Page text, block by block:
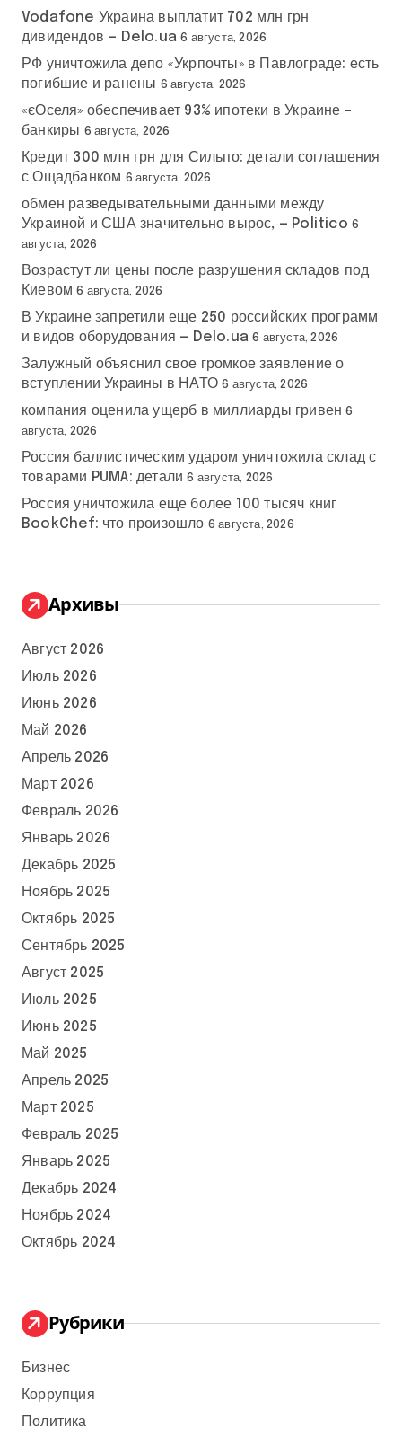
Vodafone Украина выплатит 702 млн грн
дивидендов — Delo.ua 6 августа, 2026
РФ уничтожила депо «Укрпочты» в Павлограде: есть
погибшие и ранены 6 августа, 2026
«єОселя» обеспечивает 93% ипотеки в Украине –
банкиры 6 августа, 2026
Кредит 300 млн грн для Сильпо: детали соглашения
с Ощадбанком 6 августа, 2026
обмен разведывательными данными между
Украиной и США значительно вырос, — Politico 6
августа, 2026
Возрастут ли цены после разрушения складов под
Киевом 6 августа, 2026
В Украине запретили еще 250 российских программ
и видов оборудования — Delo.ua 6 августа, 2026
Залужный объяснил свое громкое заявление о
вступлении Украины в НАТО 6 августа, 2026
компания оценила ущерб в миллиарды гривен 6
августа, 2026
Россия баллистическим ударом уничтожила склад с
товарами PUMA: детали 6 августа, 2026
Россия уничтожила еще более 100 тысяч книг
BookChef: что произошло 6 августа, 2026
Архивы
Август 2026
Июль 2026
Июнь 2026
Май 2026
Апрель 2026
Март 2026
Февраль 2026
Январь 2026
Декабрь 2025
Ноябрь 2025
Октябрь 2025
Сентябрь 2025
Август 2025
Июль 2025
Июнь 2025
Май 2025
Апрель 2025
Март 2025
Февраль 2025
Январь 2025
Декабрь 2024
Ноябрь 2024
Октябрь 2024
Рубрики
Бизнес
Коррупция
Политика